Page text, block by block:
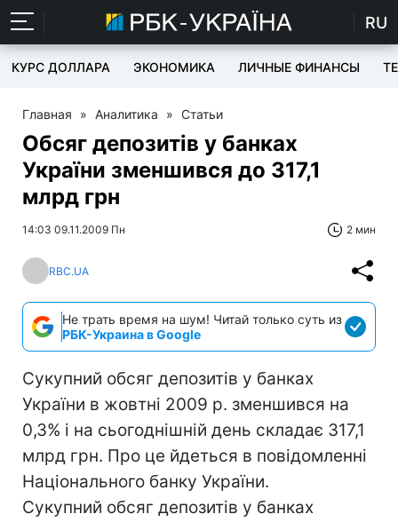
RU
КУРС ДОЛЛАРА ЭКОНОМИКА ЛИЧНЫЕ ФИНАНСЫ
Главная » Аналитика » Статьи
Обсяг депозитів у банках
України зменшився до 317,1
млрд грн
14:03 09.11.2009 Пн 2 мин
RBC.UA
Не трать время на шум! Читай только суть из
РБК-Украина в Google
Сукупний обсяг депозитів у банках
України в жовтні 2009 р. зменшився на
0,3% і на сьогоднішній день складає 317,1
млрд грн. Про це йдеться в повідомленні
Національного банку України.
Сукупний обсяг депозитів у банках